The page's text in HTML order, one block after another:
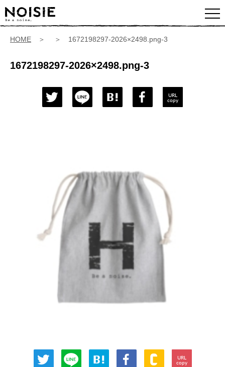
HOME ＞ ＞ 1672198297-2026×2498.png-3
1672198297-2026×2498.png-3
URL
copy
URL
copy